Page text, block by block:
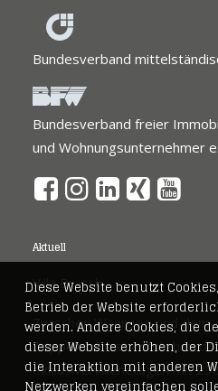
Bundesverband
Bundesverband freier
und Wohnungsunternehmer
Aktuell
Villa Brasch
Zwischen Wannsee und dem
Düppeler Forst entstehen
exklusive Villenetagen mit
Diese Website benutzt
Betrieb der Website
werden. Andere Cookies, die
dieser Website erhöhen, der
die Interaktion mit anderen